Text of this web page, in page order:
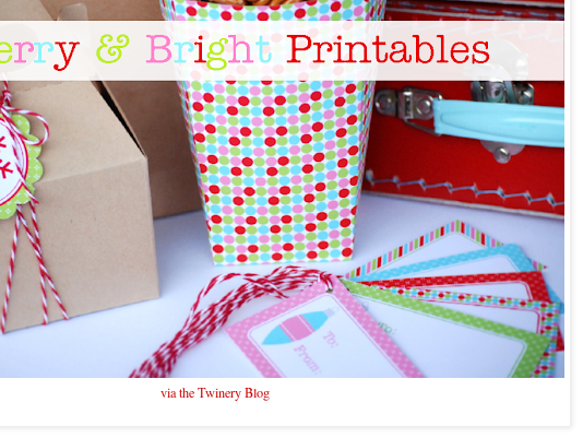
via the Twinery Blog